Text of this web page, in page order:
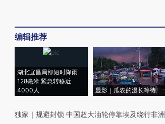
编辑推荐
湖北宜昌局部短时降雨
128毫米 紧急转移近
4000人
显影｜瓜农的漫长等待
独家 ｜ 规避封锁 中国超大油轮停靠埃及绕行非洲